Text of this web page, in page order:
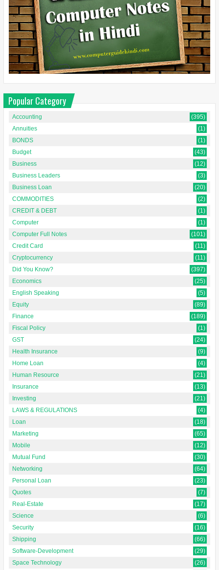
Popular Category
Accounting
(395)
Annuities
(1)
BONDS
(1)
Budget
(43)
Business
(12)
Business Leaders
(3)
Business Loan
(20)
COMMODITIES
(2)
CREDIT & DEBT
(1)
Computer
(1)
Computer Full Notes
(101)
Credit Card
(11)
Cryptocurrency
(11)
Did You Know?
(397)
Economics
(25)
English Speaking
(5)
Equity
(89)
Finance
(189)
Fiscal Policy
(1)
GST
(24)
Health Insurance
(9)
Home Loan
(4)
Human Resource
(21)
Insurance
(13)
Investing
(21)
LAWS & REGULATIONS
(4)
Loan
(18)
Marketing
(65)
Mobile
(12)
Mutual Fund
(30)
Networking
(64)
Personal Loan
(23)
Quotes
(7)
Real-Estate
(17)
Science
(6)
Security
(16)
Shipping
(66)
Software-Development
(29)
Space Technology
(26)